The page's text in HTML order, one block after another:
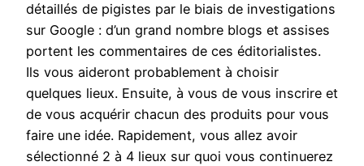
détaillés de pigistes par le biais de investigations
sur Google : d’un grand nombre blogs et assises
portent les commentaires de ces éditorialistes.
Ils vous aideront probablement à choisir
quelques lieux. Ensuite, à vous de vous inscrire et
de vous acquérir chacun des produits pour vous
faire une idée. Rapidement, vous allez avoir
sélectionné 2 à 4 lieux sur quoi vous continuerez